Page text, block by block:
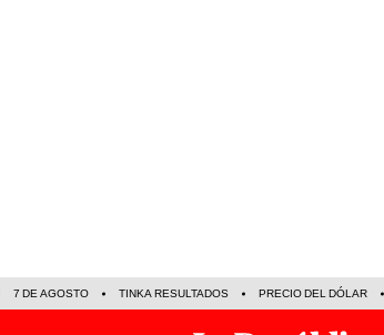
7 DE AGOSTO TINKA RESULTADOS PRECIO DEL DÓLAR